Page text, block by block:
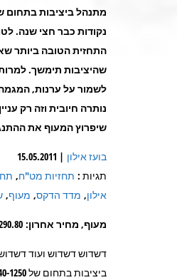
נקודות כבר חצי שנה.
התחזית הטובה ביותר
שהיציבות תימשך.
לשמור על ערנות,
נותרה חיובית וזה רק
שיפרוץ המעוף את
בועז אילון | 15.05.2011
תגיות : תחזיות מט"ח,
אילון, מדד הדקס, מעוף,
מעוף, מחיר אחרון: 1290.80
דשדוש דשדוש ועוד